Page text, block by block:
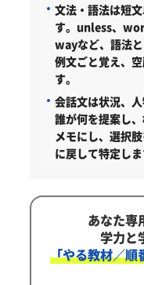
文法・語法は短
す。 unless、
wayなど、語法
例文ごと覚え、
す。
会話文は状況、
誰が何を提案し
メモにし、選択
に戻して特定しま
あなた専
学力と
「やる教材／順